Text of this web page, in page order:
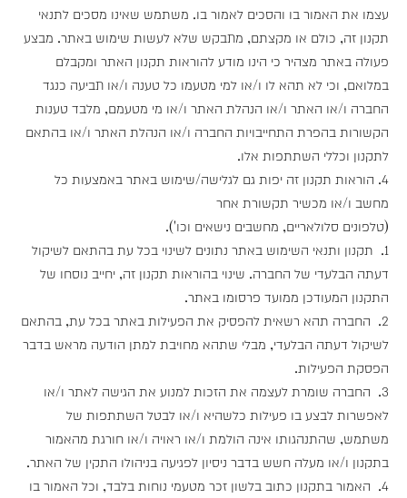
עצמו את האמור בו והסכים לאמור בו. משתמש שאינו מסכים לתנאי
תקנון זה, כולם או מקצתם, מתבקש שלא לעשות שימוש באתר. מבצע
פעולה באתר מצהיר כי הינו מודע להוראות תקנון האתר ומקבלם
במלואם, וכי לא תהא לו ו/או למי מטעמו כל טענה ו/או תביעה כנגד
החברה ו/או האתר ו/או הנהלת האתר ו/או מי מטעמם, מלבד טענות
הקשורות בהפרת התחייבויות החברה ו/או הנהלת האתר ו/או בהתאם
לתקנון וכללי השתתפות אלו.
4. הוראות תקנון זה יפות גם לגלישה/שימוש באתר באמצעות כל
מחשב ו/או מכשיר תקשורת אחר
(טלפונים סלולאריים, מחשבים נישאים וכו').
1. תקנון ותנאי השימוש באתר נתונים לשינוי בכל עת בהתאם לשיקול
דעתה הבלעדי של החברה. שינוי בהוראות תקנון זה, יחייב נוסחו של
התקנון המעודכן ממועד פרסומו באתר.
2. החברה תהא רשאית להפסיק את הפעילות באתר בכל עת, בהתאם
לשיקול דעתה הבלעדי, מבלי שתהא מחויבת למתן הודעה מראש בדבר
הפסקת הפעילות.
3. החברה שומרת לעצמה את הזכות למנוע את הגישה לאתר ו/או
לאפשרות לבצע בו פעילות כלשהיא ו/או לבטל השתתפות של
משתמש, שהתנהגותו אינה הולמת ו/או ראויה ו/או חורגת מהאמור
בתקנון ו/או מעלה חשש בדבר ניסיון לפגיעה בניהולו התקין של האתר.
4. האמור בתקנון כתוב בלשון זכר מטעמי נוחות בלבד, וכל האמור בו